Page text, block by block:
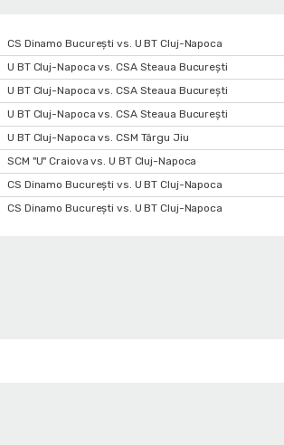
CS Dinamo Bucureşti vs. U BT Cluj-Napoca
U BT Cluj-Napoca vs. CSA Steaua București
U BT Cluj-Napoca vs. CSA Steaua București
U BT Cluj-Napoca vs. CSA Steaua București
U BT Cluj-Napoca vs. CSM Târgu Jiu
SCM "U" Craiova vs. U BT Cluj-Napoca
CS Dinamo Bucureşti vs. U BT Cluj-Napoca
CS Dinamo Bucureşti vs. U BT Cluj-Napoca